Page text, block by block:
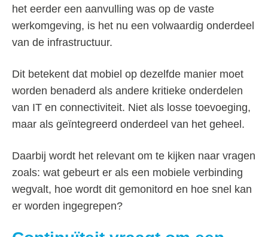
het eerder een aanvulling was op de vaste
werkomgeving, is het nu een volwaardig onderdeel
van de infrastructuur.
Dit betekent dat mobiel op dezelfde manier moet
worden benaderd als andere kritieke onderdelen
van IT en connectiviteit. Niet als losse toevoeging,
maar als geïntegreerd onderdeel van het geheel.
Daarbij wordt het relevant om te kijken naar vragen
zoals: wat gebeurt er als een mobiele verbinding
wegvalt, hoe wordt dit gemonitord en hoe snel kan
er worden ingegrepen?